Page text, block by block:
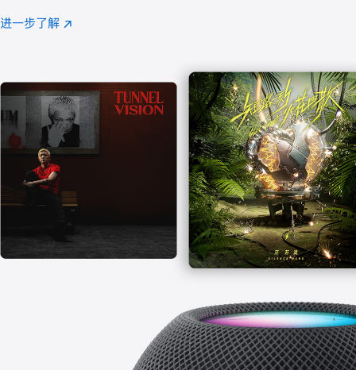
注
进一步了解 Apple
(在
口
中
打
开)